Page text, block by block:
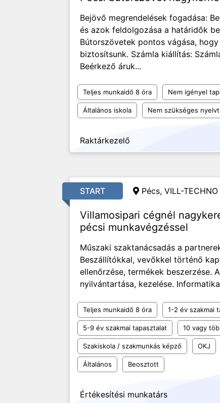
Bejövő megrendelések fogadása:
és azok feldolgozása a határidők
Bútorszövetek pontos vágása,
biztosítsunk. Számla kiállítás:
Beérkező áruk...
Teljes munkaidő 8 óra Nem igényel
Általános iskola Nem szükséges
Raktárkezelő
START Pécs, VILL-
Villamosipari cégnél
pécsi munkavégzéssel
Műszaki szaktanácsadás a
Beszállítókkal, vevőkkel történő
ellenőrzése, termékek beszerzése.
nyilvántartása, kezelése.
Teljes munkaidő 8 óra 1-2 év szakmai
5-9 év szakmai tapasztalat 10 vagy
Szakiskola / szakmunkás képző OKJ
Általános Beosztott
Értékesítési munkatárs